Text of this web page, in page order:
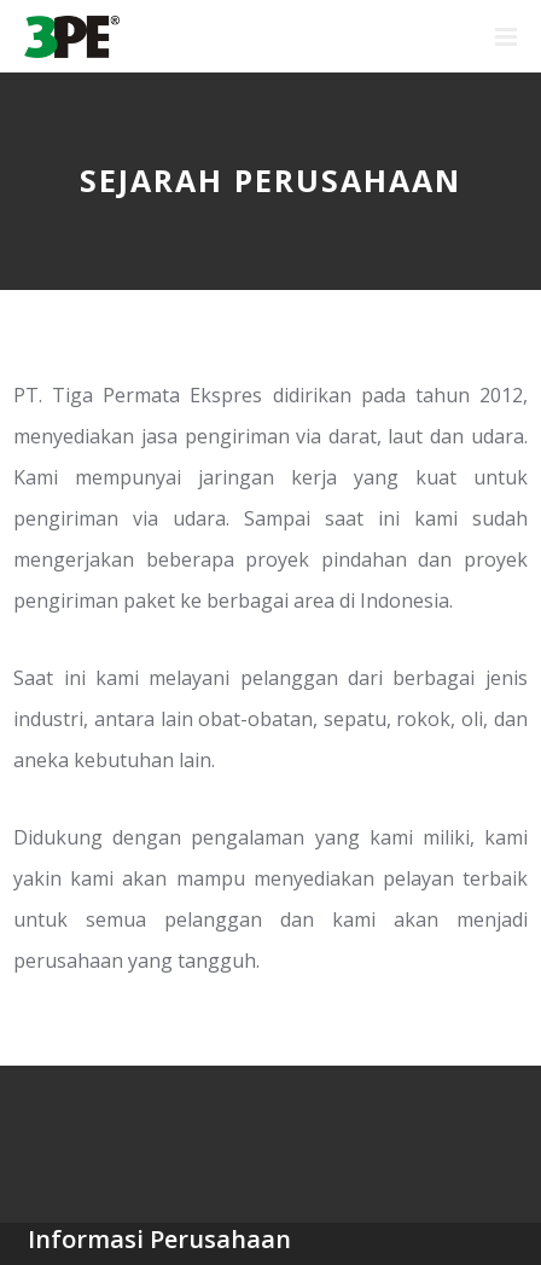
SEJARAH PERUSAHAAN
PT. Tiga Permata Ekspres didirikan pada tahun 2012,
menyediakan jasa pengiriman via darat, laut dan udara.
Kami mempunyai jaringan kerja yang kuat untuk
pengiriman via udara. Sampai saat ini kami sudah
mengerjakan beberapa proyek pindahan dan proyek
pengiriman paket ke berbagai area di Indonesia.
Saat ini kami melayani pelanggan dari berbagai jenis
industri, antara lain obat-obatan, sepatu, rokok, oli, dan
aneka kebutuhan lain.
Didukung dengan pengalaman yang kami miliki, kami
yakin kami akan mampu menyediakan pelayan terbaik
untuk semua pelanggan dan kami akan menjadi
perusahaan yang tangguh.
Informasi Perusahaan